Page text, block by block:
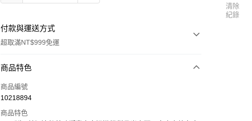
付款與運送方式
超取滿NT$999免運
付款方式
信用卡一次付款
3 期 0 利率 每期 NT$450 21家銀行
商品特色
商品編號
10218894
商品特色
清除
紀錄